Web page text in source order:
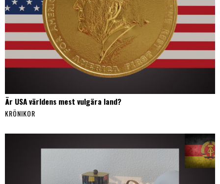
Är USA världens mest vulgära land?
KRÖNIKOR